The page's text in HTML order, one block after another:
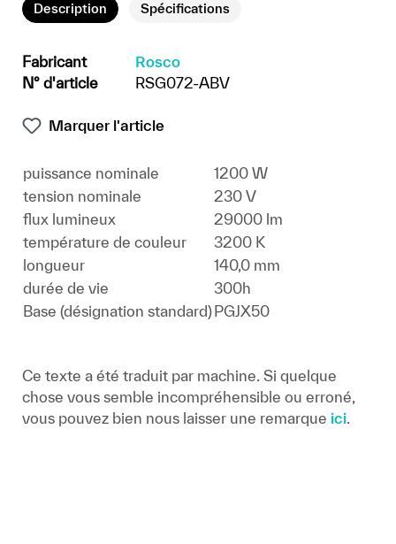
Description Spécifications
Fabricant
Rosco
N° d'article
RSG072-ABV
Marquer l'article
puissance nominale
1200 W
tension nominale
230 V
flux lumineux
29000 lm
température de couleur
3200 K
longueur
140,0 mm
durée de vie
300h
Base (désignation standard)PGJX50
Ce texte a été traduit par machine. Si quelque
chose vous semble incompréhensible ou erroné,
vous pouvez bien nous laisser une remarque ici.